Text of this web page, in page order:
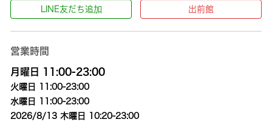
LINE友だち追加 出前館
営業時間
月曜日 11:00-23:00
火曜日 11:00-23:00
水曜日 11:00-23:00
2026/8/13 木曜日 10:20-23:00